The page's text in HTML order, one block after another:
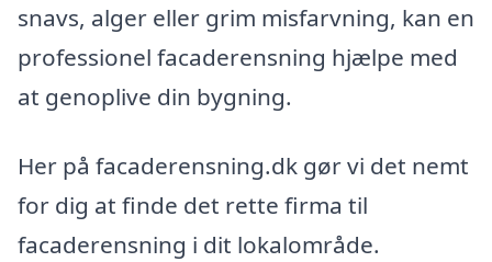
snavs, alger eller grim misfarvning, kan en
professionel facaderensning hjælpe med
at genoplive din bygning.
Her på facaderensning.dk gør vi det nemt
for dig at finde det rette firma til
facaderensning i dit lokalområde.